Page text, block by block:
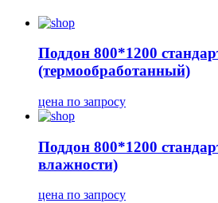
Поддон 800*1200
(термообработанный)
цена по запросу
Поддон 800*1200
влажности)
цена по запросу